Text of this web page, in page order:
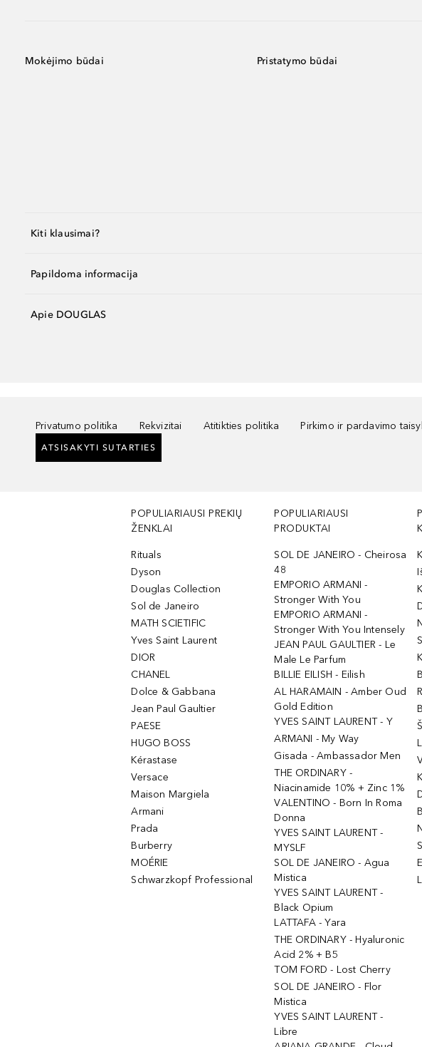
Mokėjimo būdai Pristatymo būdai
Kiti klausimai?
Papildoma informacija
Apie DOUGLAS
Privatumo politika Rekvizitai Atitikties politika Pirkimo ir pardavimo
ATSISAKYTI SUTARTIES
POPULIARIAUSI PREKIŲ
ŽENKLAI
Rituals
Dyson
Douglas Collection
Sol de Janeiro
MATH SCIETIFIC
Yves Saint Laurent
DIOR
CHANEL
Dolce & Gabbana
Jean Paul Gaultier
PAESE
HUGO BOSS
Kérastase
Versace
Maison Margiela
Armani
Prada
Burberry
MOÉRIE
Schwarzkopf Professional
POPULIARIAUSI
PRODUKTAI
SOL DE JANEIRO - Cheirosa
48
EMPORIO ARMANI -
Stronger With You
EMPORIO ARMANI -
Stronger With You Intensely
JEAN PAUL GAULTIER - Le
Male Le Parfum
BILLIE EILISH - Eilish
AL HARAMAIN - Amber Oud
Gold Edition
YVES SAINT LAURENT - Y
ARMANI - My Way
Gisada - Ambassador Men
THE ORDINARY -
Niacinamide 10% + Zinc 1%
VALENTINO - Born In Roma
Donna
YVES SAINT LAURENT -
MYSLF
SOL DE JANEIRO - Agua
Mistica
YVES SAINT LAURENT -
Black Opium
LATTAFA - Yara
THE ORDINARY - Hyaluronic
Acid 2% + B5
TOM FORD - Lost Cherry
SOL DE JANEIRO - Flor
Mistica
YVES SAINT LAURENT -
Libre